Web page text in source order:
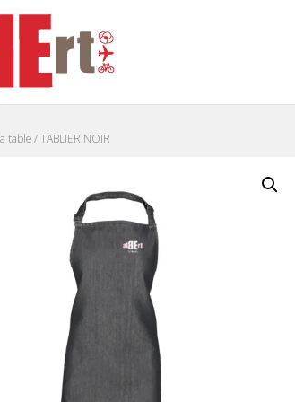
table/ TABLIER NOIR